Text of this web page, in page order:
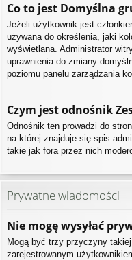
Co to jest Domyślna
Jeżeli użytkownik jest
używana do określenia, jaki
wyświetlana. Administrator
uprawnienia do zmiany
poziomu panelu zarządzania
Czym jest odnośnik
Odnośnik ten prowadzi do
na której znajduje się spis
takie jak fora przez nich
Prywatne wiadomości
Nie mogę wysyłać
Mogą być trzy przyczyny
zarejestrowanym